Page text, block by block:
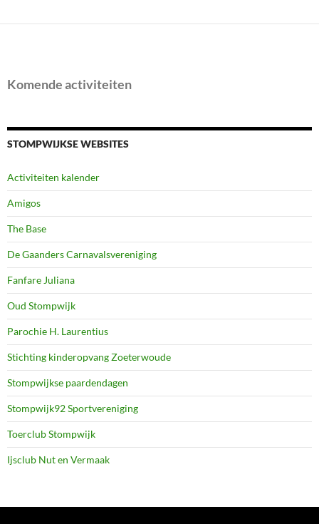
Komende activiteiten
STOMPWIJKSE WEBSITES
Activiteiten kalender
Amigos
The Base
De Gaanders Carnavalsvereniging
Fanfare Juliana
Oud Stompwijk
Parochie H. Laurentius
Stichting kinderopvang Zoeterwoude
Stompwijkse paardendagen
Stompwijk92 Sportvereniging
Toerclub Stompwijk
Ijsclub Nut en Vermaak